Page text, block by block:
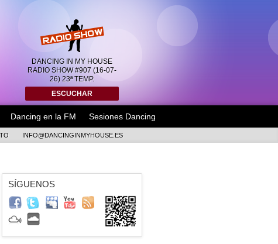
DANCING IN MY HOUSE
RADIO SHOW #907 (16-07-
26) 23ª TEMP.
ESCUCHAR
Dancing en la FM Sesiones Dancing
INFO@DANCINGINMYHOUSE.ES
SÍGUENOS